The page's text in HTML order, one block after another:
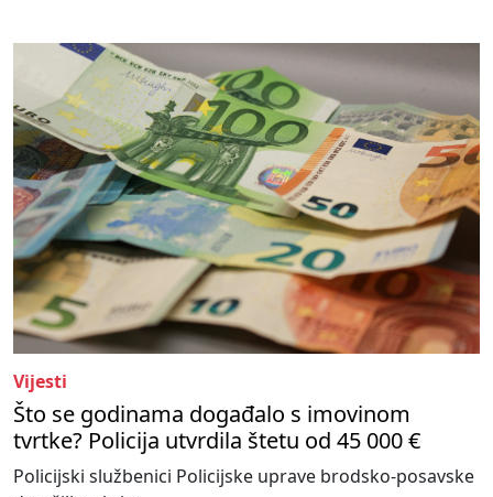
Vijesti
Što se godinama događalo s imovinom
tvrtke? Policija utvrdila štetu od 45 000 €
Policijski službenici Policijske uprave brodsko-posavske